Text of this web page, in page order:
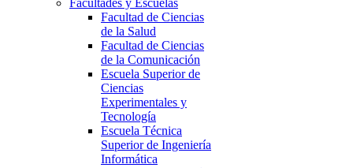
Facultades y Escuelas
Facultad de Ciencias
de la Salud
Facultad de Ciencias
de la Comunicación
Escuela Superior de
Ciencias
Experimentales y
Tecnología
Escuela Técnica
Superior de Ingeniería
Informática